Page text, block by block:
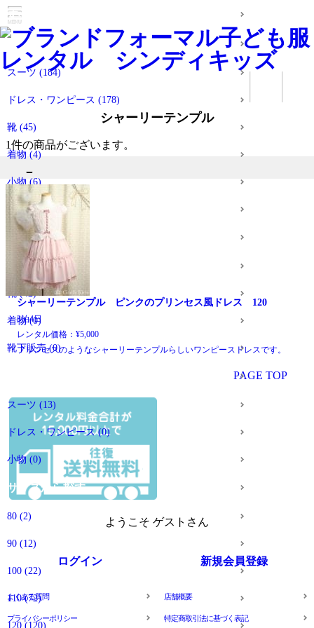
すべてのアイテム
女の子のアイテム
スーツ (184)
ドレス・ワンピース (178)
靴 (45)
着物 (4)
小物(6)
靴下販売(0)
男の子のアイテム
スーツ(64)
靴(42)
着物(0)
靴下販売(0)
スーツ (13)
ドレス・ワンピース(0)
小物 (0)
サイズから探す
80 (2)
90 (12)
100 (22)
110(72)
120 (120)
シャーリーテンプル
1件の商品がございます。
シャーリーテンプル ピンクのプリンセス風ドレス 120
3泊4日
レンタル価格：¥5,000
プリンセスのようなシャーリーテンプルらしいワンピースドレスです。
PAGE TOP
ようこそ ゲストさん
ログイン 新規会員登録
よくある質問 店舗概要
プライバシーポリシー 特定商取引法に基づく表記